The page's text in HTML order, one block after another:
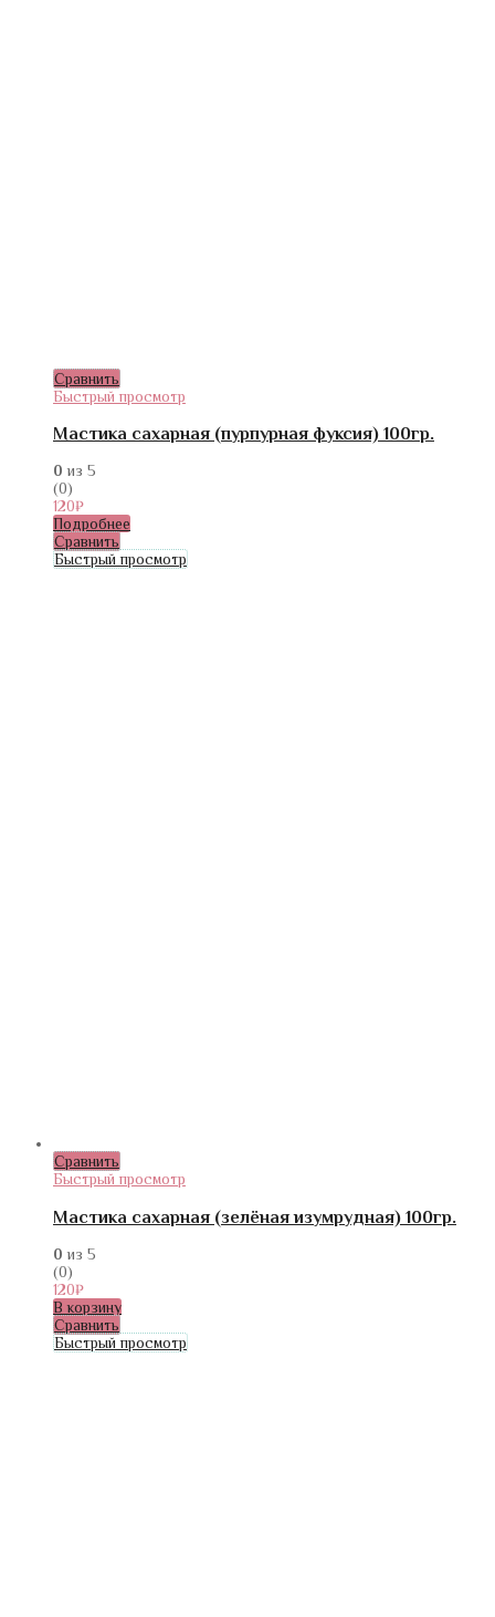
Сравнить
Быстрый просмотр
Мастика сахарная (пурпурная фуксия) 100гр.
0 из 5
(0)
120₽
Подробнее
Сравнить
Быстрый просмотр
Сравнить
Быстрый просмотр
Мастика сахарная (зелёная изумрудная) 100гр.
0 из 5
(0)
120₽
В корзину
Сравнить
Быстрый просмотр